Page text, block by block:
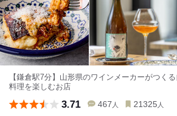
【鎌倉駅7分】山形県のワインメーカーがつく
料理を楽しむお店
3.71 467 人 21325 人